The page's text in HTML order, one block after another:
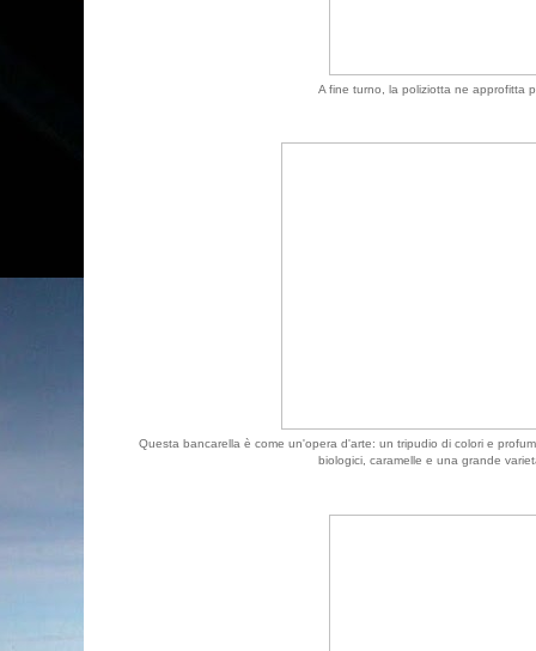
A fine turno, la poliziotta ne approfitta
Questa bancarella è come un'opera d'arte: un tripudio di colori e
biologici, caramelle e una grande